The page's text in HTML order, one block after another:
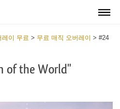
레이 무료 > 무료 매직 오버레이 > #24
of the World"